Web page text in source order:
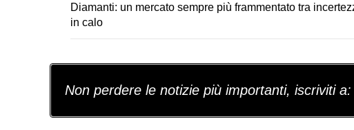
Diamanti: un mercato sempre più frammentato tra
in calo
Non perdere le notizie più importanti, iscriviti a: